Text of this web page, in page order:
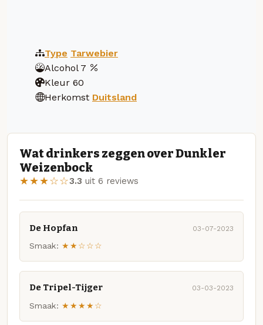
Type Tarwebier
Alcohol 7
Kleur 60
Herkomst Duitsland
Wat drinkers zeggen over Dunkler
Weizenbock
★★★☆☆3.3 uit 6 reviews
De Hopfan 03-07-2023
Smaak: ★★☆☆☆
De Tripel-Tijger 03-03-2023
Smaak: ★★★★☆